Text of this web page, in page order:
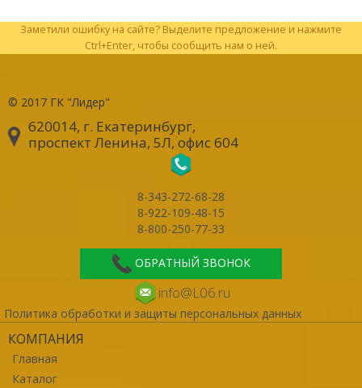
Заметили ошибку на сайте? Выделите предложение и нажмите
Ctrl+Enter, чтобы сообщить нам о ней.
© 2017 ГК "Лидер"
620014, г. Екатеринбург,
проспект Ленина, 5Л, офис 604
8-343-272-68-28
8-922-109-48-15
8-800-250-77-33
ОБРАТНЫЙ ЗВОНОК
info@L06.ru
Политика обработки и защиты персональных данных
КОМПАНИЯ
Главная
Каталог